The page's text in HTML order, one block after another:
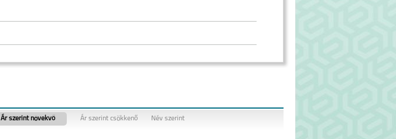
Ár szerint növekvő Ár szerint csökkenő Név szerint